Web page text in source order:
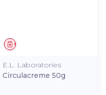
Geneesmiddel
E.L. Laboratories
Circulacreme 50g